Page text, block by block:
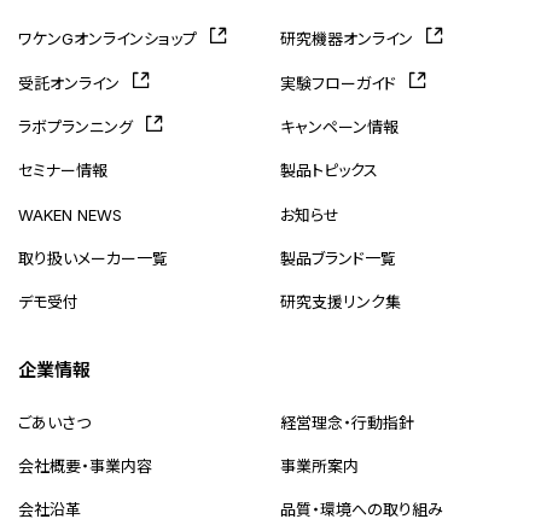
ワケンGオンラインショップ 研究機器オンライン
受託オンライン 実験フローガイド
ラボプランニング キャンペーン情報
セミナー情報 製品トピックス
WAKEN NEWS お知らせ
取り扱いメーカー一覧 製品ブランド一覧
デモ受付 研究支援リンク集
企業情報
ごあいさつ 経営理念・行動指針
会社概要・事業内容 事業所案内
会社沿革 品質・環境への取り組み